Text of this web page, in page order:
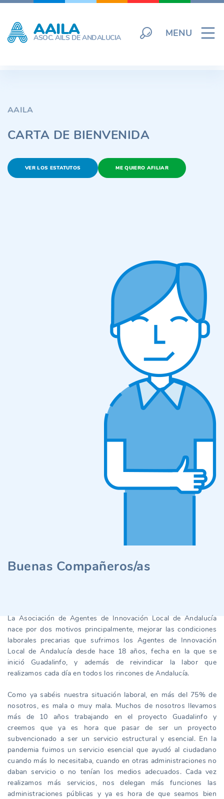
Skip
content
AAILA
ASOC. AILS DE ANDALUCIA MENU
AAILA
CARTA DE BIENVENIDA
VER LOS ESTATUTOS ME QUIERO AFILIAR
Buenas Compañeros/as
La Asociación de Agentes de Innovación Local de Andalucía
nace por dos motivos principalmente, mejorar las condiciones
laborales precarias que sufrimos los Agentes de Innovación
Local de Andalucía desde hace 18 años, fecha en la que se
inició Guadalinfo, y además de reivindicar la labor que
realizamos cada día en todos los rincones de Andalucía.
Como ya sabéis nuestra situación laboral, en más del 75% de
nosotros, es mala o muy mala. Muchos de nosotros llevamos
más de 10 años trabajando en el proyecto Guadalinfo y
creemos que ya es hora que pasar de ser un proyecto
subvencionado a ser un servicio estructural y esencial. En la
pandemia fuimos un servicio esencial que ayudó al ciudadano
cuando más lo necesitaba, cuando en otras administraciones no
daban servicio o no tenían los medios adecuados. Cada vez
realizamos más servicios, nos delegan más funciones las
administraciones públicas y ya es hora de que seamos bien